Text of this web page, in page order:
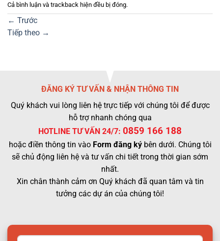
Cả bình luận và trackback hiện đều bị đóng.
← Trước
Tiếp theo →
ĐĂNG KÝ TƯ VẤN & NHẬN THÔNG TIN
Quý khách vui lòng liên hệ trực tiếp với chúng tôi để được
hỗ trợ nhanh chóng qua
HOTLINE TƯ VẤN 24/7: 0859 166 188
hoặc điền thông tin vào Form đăng kýbên dưới. Chúng tôi
sẽ chủ động liên hệ và tư vấn chi tiết trong thời gian sớm
nhất.
Xin chân thành cảm ơn Quý khách đã quan tâm và tin
tưởng các dự án của chúng tôi!